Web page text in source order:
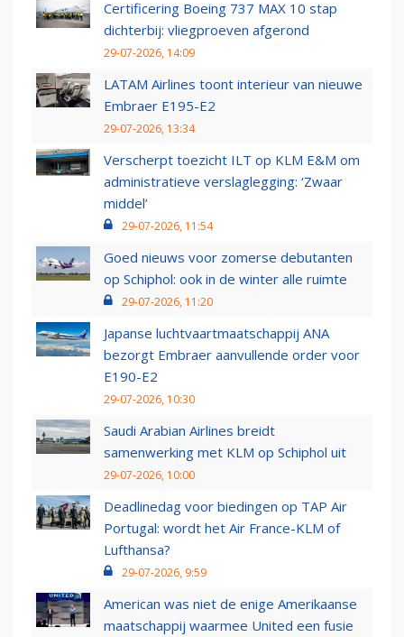
Certificering Boeing 737 MAX 10 stap
dichterbij: vliegproeven afgerond
29-07-2026, 14:09
LATAM Airlines toont interieur van nieuwe
Embraer E195-E2
29-07-2026, 13:34
Verscherpt toezicht ILT op KLM E&M om
administratieve verslaglegging: ‘Zwaar
middel’
29-07-2026, 11:54
Goed nieuws voor zomerse debutanten
op Schiphol: ook in de winter alle ruimte
29-07-2026, 11:20
Japanse luchtvaartmaatschappij ANA
bezorgt Embraer aanvullende order voor
E190-E2
29-07-2026, 10:30
Saudi Arabian Airlines breidt
samenwerking met KLM op Schiphol uit
29-07-2026, 10:00
Deadlinedag voor biedingen op TAP Air
Portugal: wordt het Air France-KLM of
Lufthansa?
29-07-2026, 9:59
American was niet de enige Amerikaanse
maatschappij waarmee United een fusie